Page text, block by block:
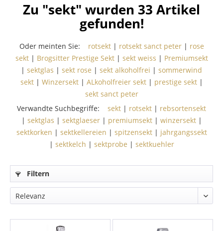
Zu "sekt" wurden 33 Artikel
gefunden!
Oder meinten Sie: rotsekt| rotsekt sanct peter| rose
sekt| Brogsitter Prestige Sekt| sekt weiss | Premiumsekt
| sektglas | sekt rose | sekt alkoholfrei | sommerwind
sekt| Winzersekt| ALkoholfreier sekt| prestige sekt|
sekt sanct peter
Verwandte Suchbegriffe:
sekt | rotsekt | rebsortensekt
| sektglas | sektglaeser| premiumsekt| winzersekt|
sektkorken | sektkellereien | spitzensekt| jahrgangssekt
| sektkelch | sektprobe | sektkuehler
Filtern